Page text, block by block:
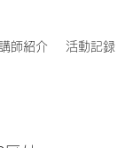
師紹介 活動記録